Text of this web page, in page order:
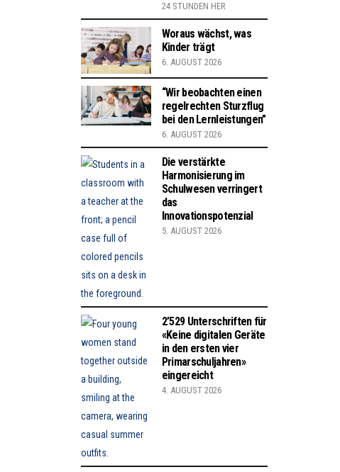
24 STUNDEN HER
Woraus wächst, was
Kinder trägt
6. AUGUST 2026
“Wir beobachten einen
regelrechten Sturzflug
bei den Lernleistungen”
6. AUGUST 2026
Die verstärkte
Harmonisierung im
Schulwesen verringert
das
Innovationspotenzial
5. AUGUST 2026
2’529 Unterschriften für
«Keine digitalen Geräte
in den ersten vier
Primarschuljahren»
eingereicht
4. AUGUST 2026